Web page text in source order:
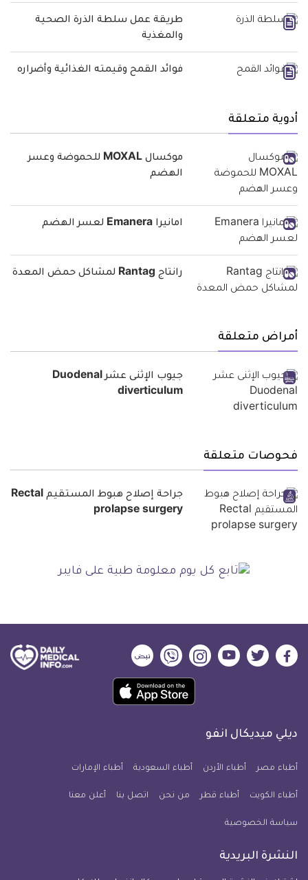
طريقة عمل سلطة الذرة الصحية
والمغذية
فوائد القمح وقيمته الغذائية وأضراره
أدوية متعلقة
موكسال MOXAL للحموضة وعسر
الهضم
امانيرا Emanera لعسر الهضم
رانتاج Rantag لمشاكل حمض المعدة
أمراض متعلقة
جيوب الإثنى عشر Duodenal
diverticulum
فحوصات متعلقة
جراحة إصلاح هبوط المستقيم Rectal
prolapse surgery
ديلي
فيسبوك
ديلي
تويتر
ديلي
ميديكال
يوتيوب
ديلي
ميديكال
انفو
ديلي
ميديكال
انفو
ديلي
ميديكال
انفو
حمل
تطبيق
معلومة
للآيفون
ديلي ميديكال انفو
أطباء مصر أطباء الأردن أطباء السعودية أطباء الإمارات
أطباء الكويت أطباء قطر من نحن اتصل بنا أعلن معنا
سياسة الخصوصية
النشرة البريدية